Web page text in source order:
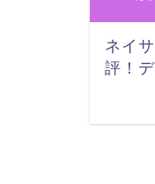
ネイ
評！